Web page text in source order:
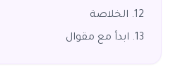
الخلاصة
ابدأ مع مقوال